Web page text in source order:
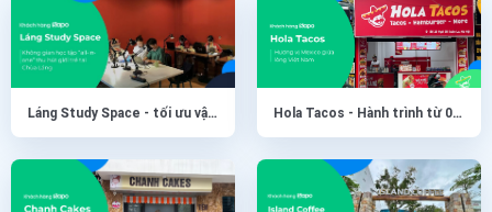
Láng Study Space - tối ưu vận hành cùng Sapo Hola Tacos - Hành trình từ 01 đến 15 cửa hàng chỉ trong vài tháng